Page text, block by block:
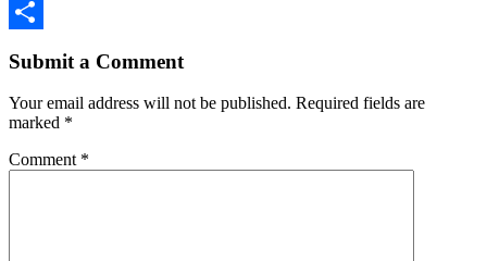
Email
Submit a Comment
Your email address will not be published. Required fields are
marked *
Comment *